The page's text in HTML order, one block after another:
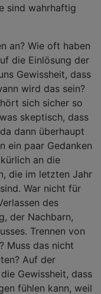
sind wahrhaftig
an? Wie oft haben
die Einlösung der
Gewissheit, dass
wird das sein?
sich sicher so
skeptisch, dass
dann überhaupt
ein paar Gedanken
an die
die im letzten Jahr
War nicht für
des
der Nachbarn,
Trennen von
Muss das nicht
Auf der
Gewissheit, dass
fühlen kann, weil